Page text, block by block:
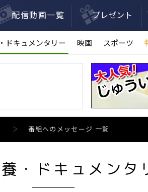
配信動画一覧 プレゼント
ドキュメンタリー 映画 スポーツ
番組へのメッセージ 一覧
・ドキュメンタ